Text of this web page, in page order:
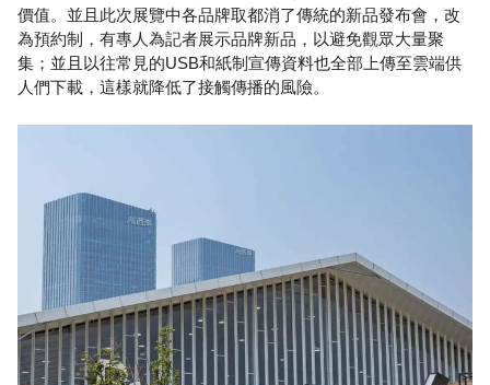
價值。並且此次展覽中各品牌取都消了傳統的新品發布會，改
為預約制，有專人為記者展示品牌新品，以避免觀眾大量聚
集；並且以往常見的USB和紙制宣傳資料也全部上傳至雲端供
人們下載，這樣就降低了接觸傳播的風險。